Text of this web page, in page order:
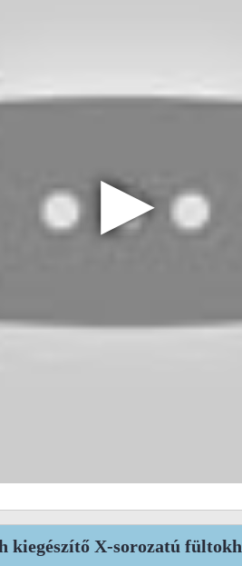
▶
kiegészítő X-sorozatú